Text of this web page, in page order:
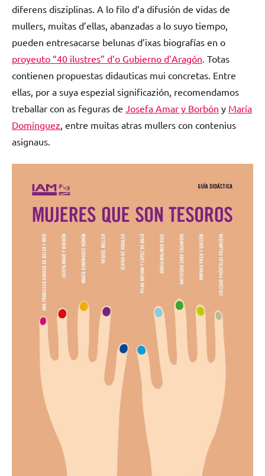
diferens disziplinas. A lo filo d’a difusión de vidas de
mullers, muitas d’ellas, abanzadas a lo suyo tiempo,
pueden entresacarse belunas d’ixas biografías en o
proyeuto “40 ilustres” d’o Gubierno d’Aragón . Totas
contienen propuestas didauticas mui concretas. Entre
ellas, por a suya espezial significazión, recomendamos
treballar con as feguras de Josefa Amar y Borbón y María
Domínguez , entre muitas atras mullers con contenius
asignaus.